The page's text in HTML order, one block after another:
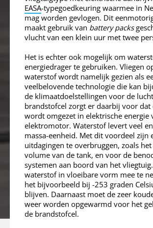
EASA-typegoedkeuring waarmee in
mag worden gevlogen. Dit
maakt gebruik van battery packs
vlucht van een klein uur met twee
Het is echter ook mogelijk om
energiedrager te gebruiken. Vliegen
waterstof wordt namelijk gezien als
veelbelovende technologie die kan
de klimaatdoelstellingen voor de
brandstofcel zorgt er daarbij voor
wordt omgezet in elektrische energie
elektromotor. Waterstof levert veel
massa-eenheid. Met dit voordeel zijn
uitdagingen te overbruggen, zoals
volume van de tank, en voor de
systemen aan boord van het
waterstof in vloeibare vorm mee te
het bijvoorbeeld bij -253 graden
blijven. Daarnaast moet de zeer
weer worden opgewarmd voor het
de brandstofcel.